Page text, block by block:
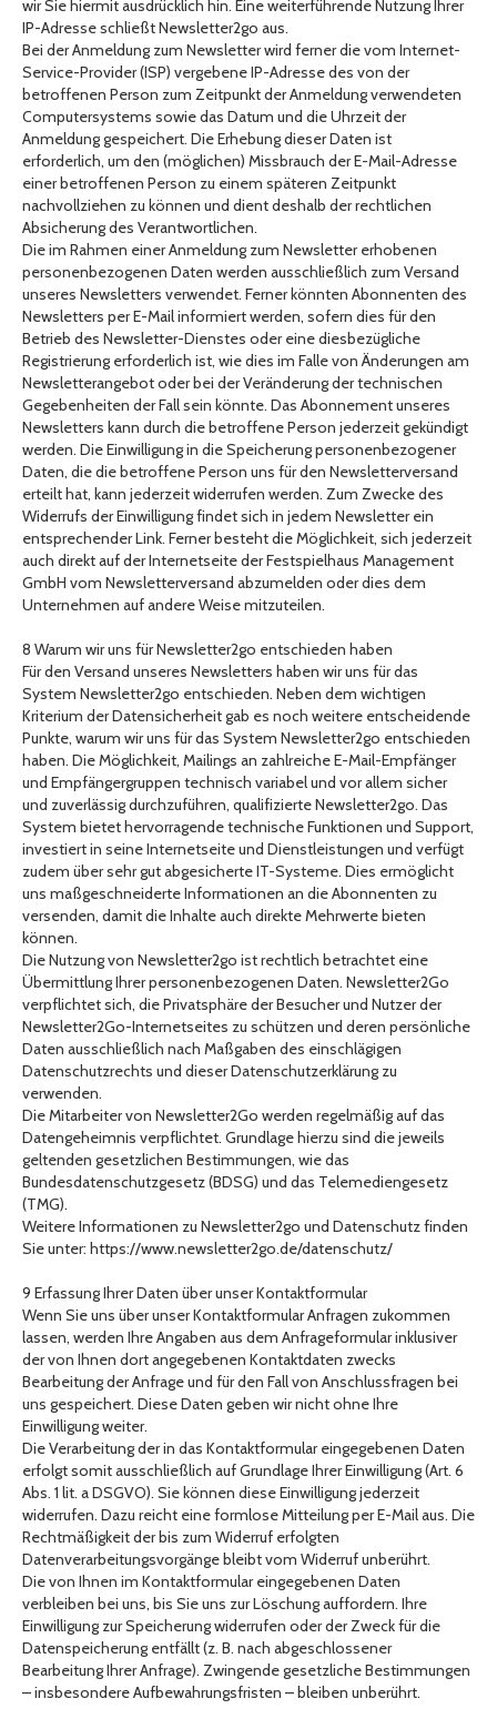
wir Sie hiermit ausdrücklich hin. Eine weiterführende Nutzung Ihrer
IP-Adresse schließt Newsletter2go aus.
Bei der Anmeldung zum Newsletter wird ferner die vom Internet-
Service-Provider (ISP) vergebene IP-Adresse des von der
betroffenen Person zum Zeitpunkt der Anmeldung verwendeten
Computersystems sowie das Datum und die Uhrzeit der
Anmeldung gespeichert. Die Erhebung dieser Daten ist
erforderlich, um den (möglichen) Missbrauch der E-Mail-Adresse
einer betroffenen Person zu einem späteren Zeitpunkt
nachvollziehen zu können und dient deshalb der rechtlichen
Absicherung des Verantwortlichen.
Die im Rahmen einer Anmeldung zum Newsletter erhobenen
personenbezogenen Daten werden ausschließlich zum Versand
unseres Newsletters verwendet. Ferner könnten Abonnenten des
Newsletters per E-Mail informiert werden, sofern dies für den
Betrieb des Newsletter-Dienstes oder eine diesbezügliche
Registrierung erforderlich ist, wie dies im Falle von Änderungen am
Newsletterangebot oder bei der Veränderung der technischen
Gegebenheiten der Fall sein könnte. Das Abonnement unseres
Newsletters kann durch die betroffene Person jederzeit gekündigt
werden. Die Einwilligung in die Speicherung personenbezogener
Daten, die die betroffene Person uns für den Newsletterversand
erteilt hat, kann jederzeit widerrufen werden. Zum Zwecke des
Widerrufs der Einwilligung findet sich in jedem Newsletter ein
entsprechender Link. Ferner besteht die Möglichkeit, sich jederzeit
auch direkt auf der Internetseite der Festspielhaus Management
GmbH vom Newsletterversand abzumelden oder dies dem
Unternehmen auf andere Weise mitzuteilen.
8 Warum wir uns für Newsletter2go entschieden haben
Für den Versand unseres Newsletters haben wir uns für das
System Newsletter2go entschieden. Neben dem wichtigen
Kriterium der Datensicherheit gab es noch weitere entscheidende
Punkte, warum wir uns für das System Newsletter2go entschieden
haben. Die Möglichkeit, Mailings an zahlreiche E-Mail-Empfänger
und Empfängergruppen technisch variabel und vor allem sicher
und zuverlässig durchzuführen, qualifizierte Newsletter2go. Das
System bietet hervorragende technische Funktionen und Support,
investiert in seine Internetseite und Dienstleistungen und verfügt
zudem über sehr gut abgesicherte IT-Systeme. Dies ermöglicht
uns maßgeschneiderte Informationen an die Abonnenten zu
versenden, damit die Inhalte auch direkte Mehrwerte bieten
können.
Die Nutzung von Newsletter2go ist rechtlich betrachtet eine
Übermittlung Ihrer personenbezogenen Daten. Newsletter2Go
verpflichtet sich, die Privatsphäre der Besucher und Nutzer der
Newsletter2Go-Internetseites zu schützen und deren persönliche
Daten ausschließlich nach Maßgaben des einschlägigen
Datenschutzrechts und dieser Datenschutzerklärung zu
verwenden.
Die Mitarbeiter von Newsletter2Go werden regelmäßig auf das
Datengeheimnis verpflichtet. Grundlage hierzu sind die jeweils
geltenden gesetzlichen Bestimmungen, wie das
Bundesdatenschutzgesetz (BDSG) und das Telemediengesetz
(TMG).
Weitere Informationen zu Newsletter2go und Datenschutz finden
Sie unter: https://www.newsletter2go.de/datenschutz/
9 Erfassung Ihrer Daten über unser Kontaktformular
Wenn Sie uns über unser Kontaktformular Anfragen zukommen
lassen, werden Ihre Angaben aus dem Anfrageformular inklusiver
der von Ihnen dort angegebenen Kontaktdaten zwecks
Bearbeitung der Anfrage und für den Fall von Anschlussfragen bei
uns gespeichert. Diese Daten geben wir nicht ohne Ihre
Einwilligung weiter.
Die Verarbeitung der in das Kontaktformular eingegebenen Daten
erfolgt somit ausschließlich auf Grundlage Ihrer Einwilligung (Art. 6
Abs. 1 lit. a DSGVO). Sie können diese Einwilligung jederzeit
widerrufen. Dazu reicht eine formlose Mitteilung per E-Mail aus. Die
Rechtmäßigkeit der bis zum Widerruf erfolgten
Datenverarbeitungsvorgänge bleibt vom Widerruf unberührt.
Die von Ihnen im Kontaktformular eingegebenen Daten
verbleiben bei uns, bis Sie uns zur Löschung auffordern. Ihre
Einwilligung zur Speicherung widerrufen oder der Zweck für die
Datenspeicherung entfällt (z. B. nach abgeschlossener
Bearbeitung Ihrer Anfrage). Zwingende gesetzliche Bestimmungen
– insbesondere Aufbewahrungsfristen – bleiben unberührt.